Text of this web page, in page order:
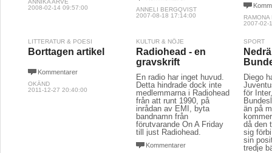
ANNIKA ARVE
2008-02-14 09:57:00
ANNELI BERGQVIST
2007-08-18 17:14:00
RAMONA
2007-02-
LITTERATUR & POESI
Borttagen artikel
Kommentarer
OKÄND
2011-12-27 20:40:00
KULTUR & NÖJE
Radiohead - en
gravskrift
En radio har inget huvud.
Detta hindrade dock inte
medlemmarna i Radiohead
från att runt 1990, på
inrådan av EMI, byta
bandnamn från
förutvarande On A Friday
till just Radiohead.
Kommentarer
SPORT
Diego
för
än på
då den
sig
sin
tredje